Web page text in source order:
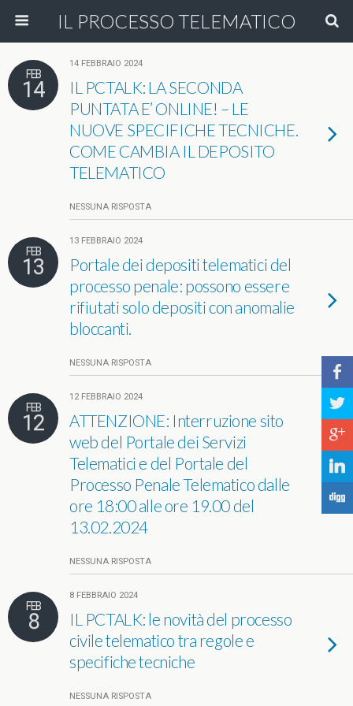
IL PROCESSO TELEMATICO
FEB
14
14 FEBBRAIO 2024
IL PCTALK: LA SECONDA
PUNTATA E’ ONLINE! – LE
NUOVE SPECIFICHE TECNICHE.
COME CAMBIA IL DEPOSITO
TELEMATICO
NESSUNA RISPOSTA
FEB
13
13 FEBBRAIO 2024
Portale dei depositi telematici del
processo penale: possono essere
rifiutati solo depositi con anomalie
bloccanti.
NESSUNA RISPOSTA
FEB
12
12 FEBBRAIO 2024
ATTENZIONE: Interruzione sito
web del Portale dei Servizi
Telematici e del Portale del
Processo Penale Telematico dalle
ore 18:00 alle ore 19.00 del
13.02.2024
NESSUNA RISPOSTA
FEB
8
8 FEBBRAIO 2024
IL PCTALK: le novità del processo
civile telematico tra regole e
specifiche tecniche
NESSUNA RISPOSTA
b
a
c
j
F